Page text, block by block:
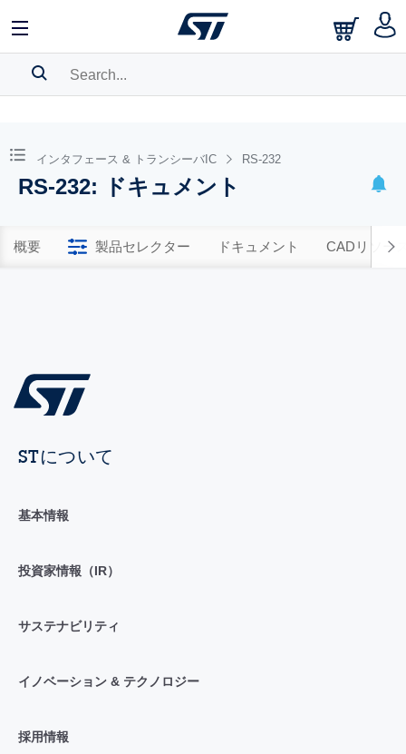
BOOKMARK
Pleaselog in to show your saved searches.
インタフェース & トランシーバIC RS-232
RS-232: ドキュメント
概要 製品セレクター ドキュメント CADリソー
STについて
基本情報
投資家情報（IR）
サステナビリティ
イノベーション & テクノロジー
採用情報